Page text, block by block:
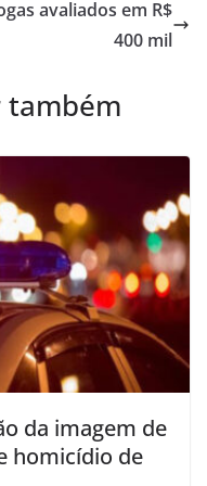
avaliados em R$
400 mil
também
da imagem de
homicídio de